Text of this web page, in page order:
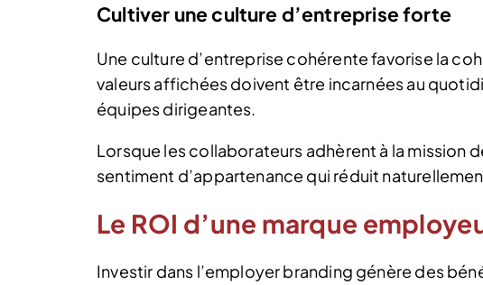
Cultiver une culture d’entreprise forte
Une culture d’entreprise cohérente favorise la
valeurs affichées doivent être incarnées au
équipes dirigeantes.
Lorsque les collaborateurs adhèrent à la mission
sentiment d’appartenance qui réduit
Le ROI d’une marque
Investir dans l’employer branding génère des